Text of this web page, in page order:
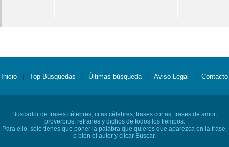
Inicio Top Búsquedas Últimas búsqueda Aviso Legal Contacto
Buscador de frases célebres, citas célebres, frases cortas, frases de amor,
proverbios, refranes y dichos de todos los tiempos.
Para ello, sólo tienes que poner la palabra que quieres que aparezca en la frase,
o bien el autor y clicar Buscar.